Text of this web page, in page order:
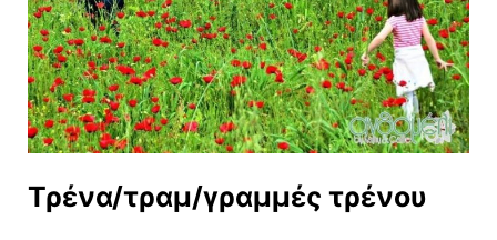
Τρένα/τραμ/γραμμές τρένου